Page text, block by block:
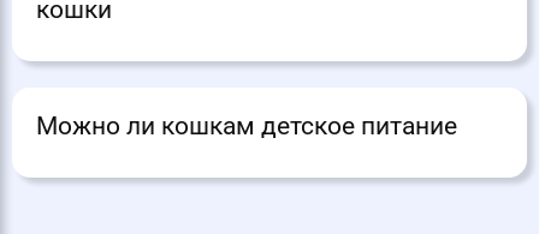
кошки
Можно ли кошкам детское питание